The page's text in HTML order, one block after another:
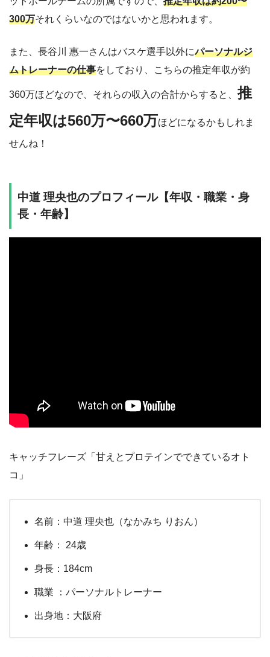
300万それくらいなのではないかと思われます。
また、長谷川 惠一さんはバスケ選手以外にパーソナルジ
ムトレーナーの仕事をしており、こちらの推定年収が約
360万ほどなので、それらの収入の合計からすると、 推
定年収は560万〜660万ほどになるかもしれま
せんね！
中道 理央也のプロフィール【年収・職業・身
長・年齢】
キャッチフレーズ「甘えとプロテインでできているオト
コ」
名前：中道 理央也（なかみち りおん）
年齢： 24歳
身長：184cm
職業 ：パーソナルトレーナー
出身地：大阪府